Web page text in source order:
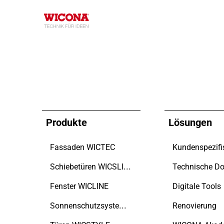
Produkte
Fassaden WICTEC
Schiebetüren WICSLIDE
Fenster WICLINE
Sonnenschutzsystem WICSOLAIRE
Lösungen
Digitale Tools
Renovierung